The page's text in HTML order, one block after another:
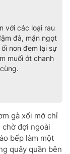
với các loại rau
đà, mặn ngọt
non đem lại sự
muối ớt chanh
gà xối mỡ chỉ
chờ đợi ngoài
bếp làm một
quây quần bên